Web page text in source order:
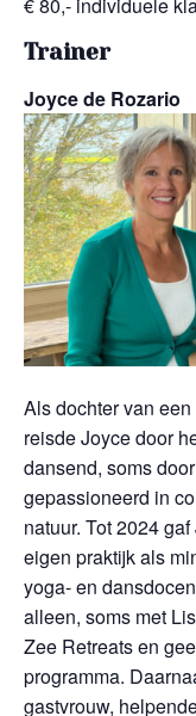
€ 80,- individuele
Trainer
Joyce de Rozario
Als dochter van
reisde Joyce door
dansend, soms
gepassioneerd in
natuur. Tot 2024
eigen praktijk als
yoga- en
alleen, soms met
Zee Retreats en
programma.
gastvrouw,